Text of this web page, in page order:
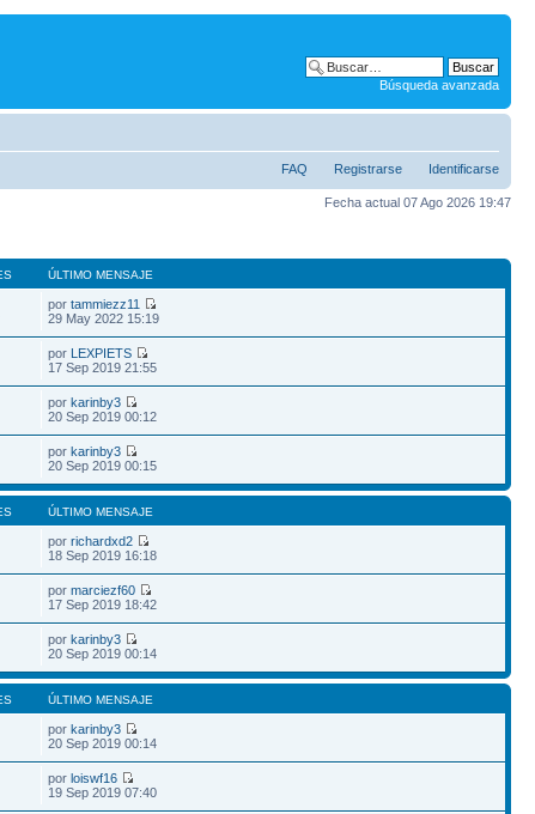
Búsqueda avanzada
FAQ Registrarse Identificarse
Fecha actual 07 Ago 2026 19:47
ÚLTIMO MENSAJE
portammiezz11
29 May 2022 15:19
por LEXPIETS
17 Sep 2019 21:55
porkarinby3
20 Sep 2019 00:12
porkarinby3
20 Sep 2019 00:15
ÚLTIMO MENSAJE
porrichardxd2
18 Sep 2019 16:18
pormarciezf60
17 Sep 2019 18:42
porkarinby3
20 Sep 2019 00:14
ÚLTIMO MENSAJE
porkarinby3
20 Sep 2019 00:14
porloiswf16
19 Sep 2019 07:40